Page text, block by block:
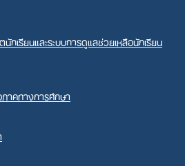
กเรียนและระบบการดูแลช่วยเหลือนักเรียน
าคทางการศึกษา